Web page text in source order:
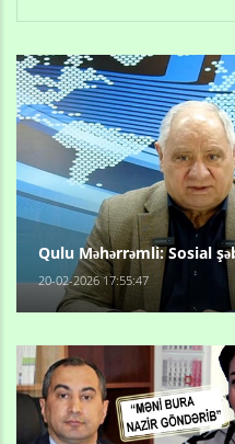
Qulu Məhərrəmli: Sosial
20-02-2026 17:55:47